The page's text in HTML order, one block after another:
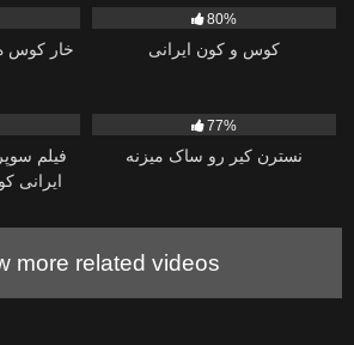
خار کوس ه
80%
کوس و کون ایرانی
فیلم
ایرانی
77%
نسترن کیر رو ساک میزنه
more related videos